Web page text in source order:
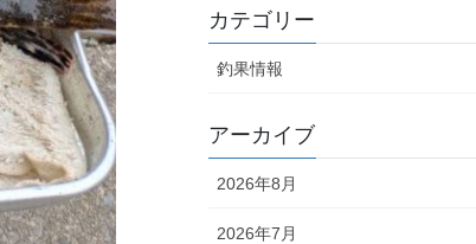
カテゴリー
釣果情報
アーカイブ
2026年8月
2026年7月